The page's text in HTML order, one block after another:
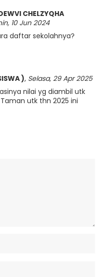
CHELZYQHA
10 Jun 2024
daftar sekolahnya?
), Selasa, 29 Apr 2025
nilai yg diambil utk
Taman utk thn 2025 ini